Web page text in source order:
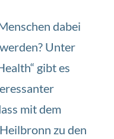
dabei
Unter
gibt es
mit dem
zu den